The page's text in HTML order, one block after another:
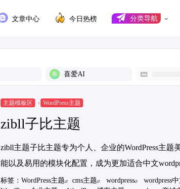
文章中心 今日热榜 分类导航
喜爱AI
主题模板区 WordPress主题
zibll子比主题
zibll主题子比主题专为个人、企业的WordPress主
能以及易用的模块化配置，成为更加适合中文
标签： WordPress主题 cms主题 wordpress wordpress